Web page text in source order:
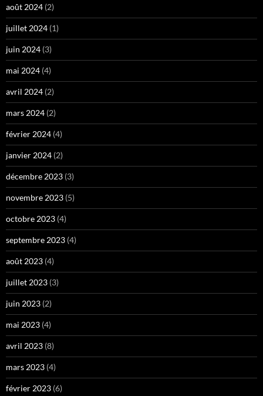
août 2024 (2)
juillet 2024 (1)
juin 2024 (3)
mai 2024 (4)
avril 2024 (2)
mars 2024 (2)
février 2024 (4)
janvier 2024 (2)
décembre 2023 (3)
novembre 2023 (5)
octobre 2023 (4)
septembre 2023 (4)
août 2023 (4)
juillet 2023 (3)
juin 2023 (2)
mai 2023 (4)
avril 2023 (8)
mars 2023 (4)
février 2023 (6)